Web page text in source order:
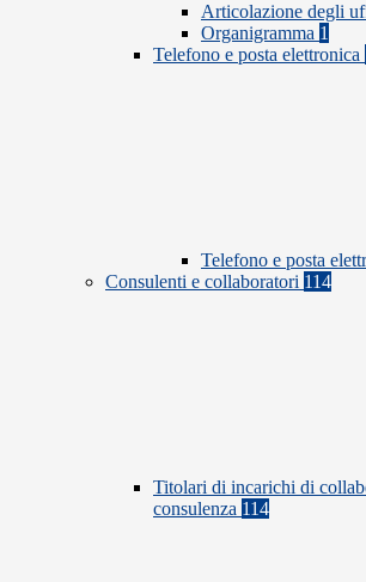
Articolazione degli
Organigramma 1
Telefono e posta elettronica
Telefono e posta
Consulenti e collaboratori 114
Titolari di incarichi di
consulenza 114